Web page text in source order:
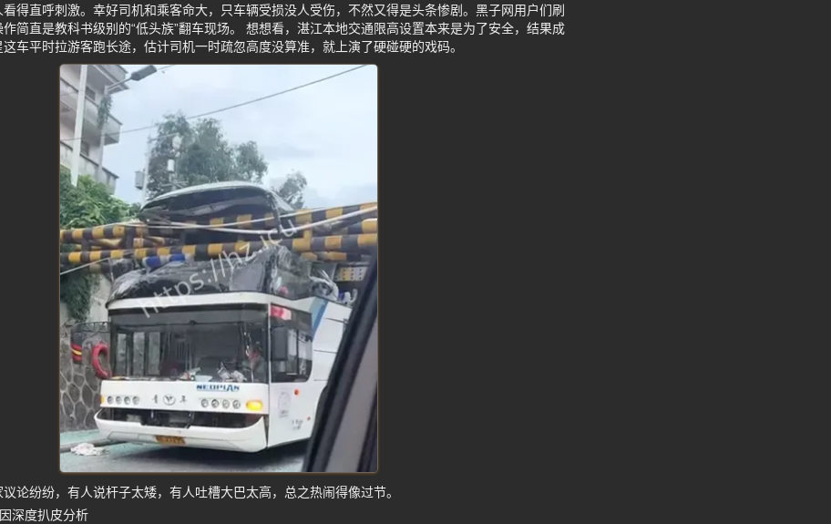
得直呼刺激。幸好司机和乘客命大，只车辆受损没人受伤，不然又得是头条惨剧。黑子网用户们刷
简直是教科书级别的“低头族”翻车现场。 想想看，湛江本地交通限高设置本来是为了安全，结果成
车平时拉游客跑长途，估计司机一时疏忽高度没算准，就上演了硬碰硬的戏码。
论纷纷，有人说杆子太矮，有人吐槽大巴太高，总之热闹得像过节。
深度扒皮分析